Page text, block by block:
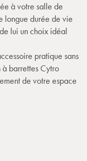
à votre salle de
longue durée de vie
lui un choix idéal
pratique sans
barrettes Cytro
de votre espace